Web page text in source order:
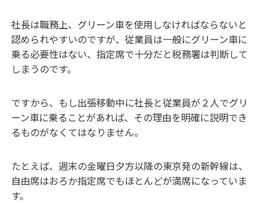
社長は職務上、グリーン車を使用しなければならないと
認められやすいのですが、従業員は一般にグリーン車に
乗る必要性はない、指定席で十分だと税務署は判断して
しまうのです。
ですから、もし出張移動中に社長と従業員が２人でグリ
ーン車に乗ることがあれば、その理由を明確に説明でき
るものがなくてはなりません。
たとえば、週末の金曜日夕方以降の東京発の新幹線は、
自由席はおろか指定席でもほとんどが満席になっていま
す。